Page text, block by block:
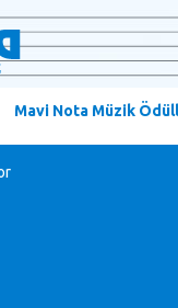
Mavi Nota Müzik